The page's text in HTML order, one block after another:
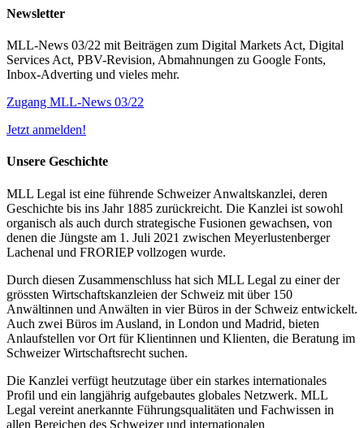
Newsletter
MLL-News 03/22 mit Beiträgen zum Digital Markets Act, Digital
Services Act, PBV-Revision, Abmahnungen zu Google Fonts,
Inbox-Adverting und vieles mehr.
Zugang MLL-News 03/22
Jetzt anmelden!
Unsere Geschichte
MLL Legal ist eine führende Schweizer Anwaltskanzlei, deren
Geschichte bis ins Jahr 1885 zurückreicht. Die Kanzlei ist sowohl
organisch als auch durch strategische Fusionen gewachsen, von
denen die Jüngste am 1. Juli 2021 zwischen Meyerlustenberger
Lachenal und FRORIEP vollzogen wurde.
Durch diesen Zusammenschluss hat sich MLL Legal zu einer der
grössten Wirtschaftskanzleien der Schweiz mit über 150
Anwältinnen und Anwälten in vier Büros in der Schweiz entwickelt.
Auch zwei Büros im Ausland, in London und Madrid, bieten
Anlaufstellen vor Ort für Klientinnen und Klienten, die Beratung im
Schweizer Wirtschaftsrecht suchen.
Die Kanzlei verfügt heutzutage über ein starkes internationales
Profil und ein langjährig aufgebautes globales Netzwerk. MLL
Legal vereint anerkannte Führungsqualitäten und Fachwissen in
allen Bereichen des Schweizer und internationalen